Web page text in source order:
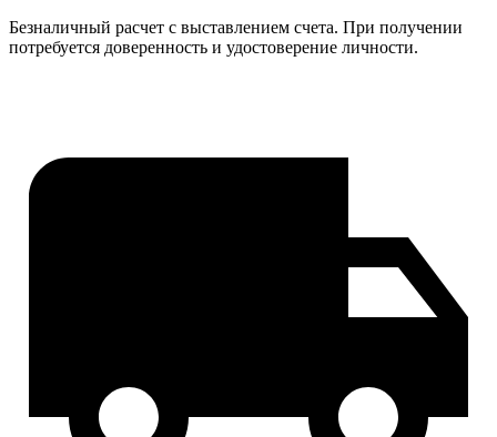
Безналичный расчет с выставлением счета. При получении
потребуется доверенность и удостоверение личности.